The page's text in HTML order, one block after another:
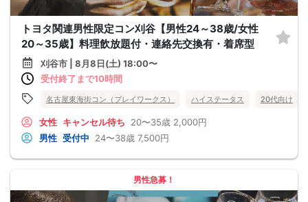
トヨタ関連男性限定コン刈谷【男性24～38歳/女性
20～35歳】料理飲放題付・連絡先交換有・着席型
刈谷市 | 8月8日(土) 18:00〜
受付終了まで10時間
名古屋東海街コン（プレイワークス） ハイステータス 20代向け
女性 キャンセル待ち 20〜35歳 2,000円
男性 受付中 24〜38歳 7,500円
男性急募！